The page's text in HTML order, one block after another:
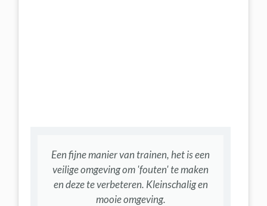
Een fijne manier van trainen, het is een
veilige omgeving om 'fouten' te maken
en deze te verbeteren. Kleinschalig en
mooie omgeving.